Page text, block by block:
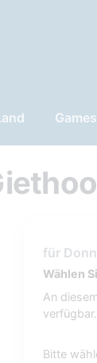
für
Wählen
An
Bitte